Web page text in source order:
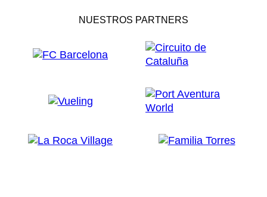
NUESTROS PARTNERS